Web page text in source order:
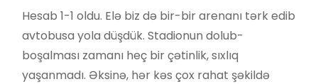
Hesab 1-1 oldu. Elə biz də bir-bir arenanı tərk edib
avtobusa yola düşdük. Stadionun dolub-
boşalması zamanı heç bir çətinlik, sıxlıq
yaşanmadı. Əksinə, hər kəs çox rahat şəkildə